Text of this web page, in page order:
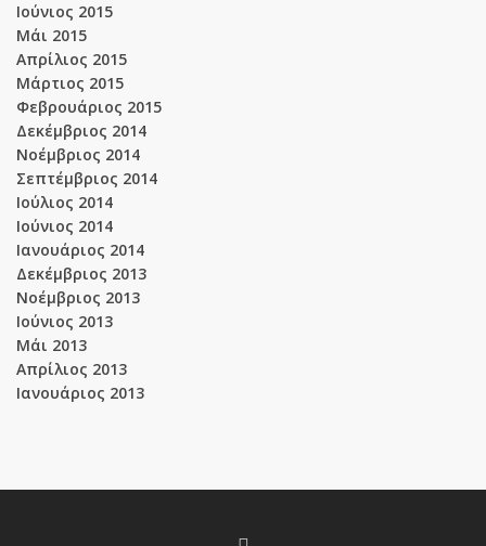
Ιούνιος 2015
Μάι 2015
Απρίλιος 2015
Μάρτιος 2015
Φεβρουάριος 2015
Δεκέμβριος 2014
Νοέμβριος 2014
Σεπτέμβριος 2014
Ιούλιος 2014
Ιούνιος 2014
Ιανουάριος 2014
Δεκέμβριος 2013
Νοέμβριος 2013
Ιούνιος 2013
Μάι 2013
Απρίλιος 2013
Ιανουάριος 2013